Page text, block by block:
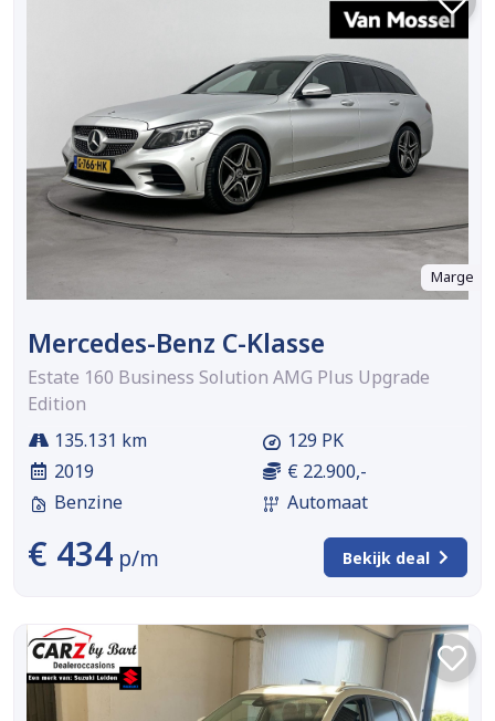
Marge
Mercedes-Benz C-Klasse
Estate 160 Business Solution AMG Plus Upgrade
Edition
135.131 km
2019
Benzine
129 PK
€ 22.900,-
Automaat
€ 434 p/m Bekijk deal